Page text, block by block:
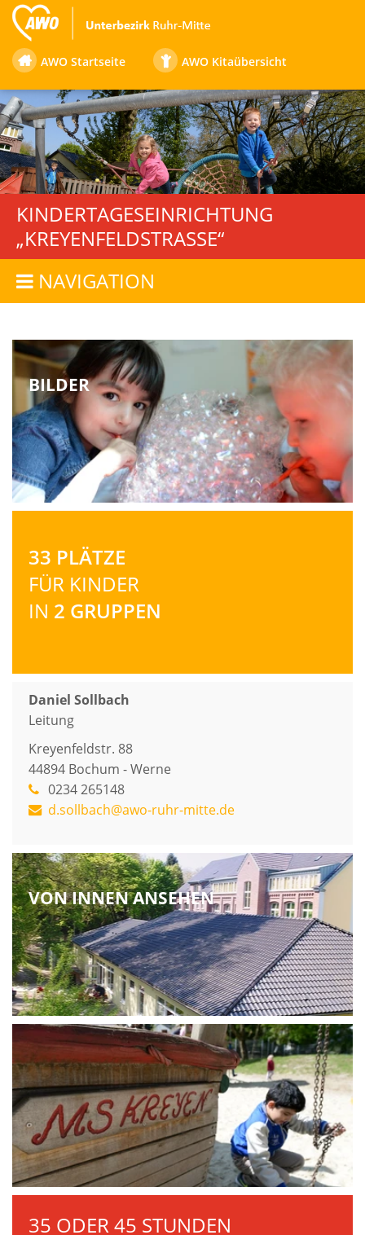
AWO Startseite AWO Kitaübersicht
KINDERTAGESEINRICHTUNG
„KREYENFELDSTRASSE“
NAVIGATION
BILDER
33 PLÄTZE
FÜR KINDER
IN 2 GRUPPEN
Daniel Sollbach
Leitung
Kreyenfeldstr. 88
44894 Bochum - Werne
0234 265148
d.sollbach@awo-ruhr-mitte.de
VON INNEN ANSEHEN
35 ODER 45 STUNDEN